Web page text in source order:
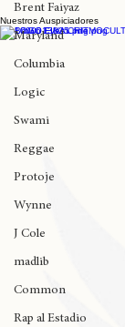
Thundercat
Brent Faiyaz
Maryland
Columbia
Logic
Swami
Reggae
Protoje
Wynne
J Cole
madlib
Common
El ciclo